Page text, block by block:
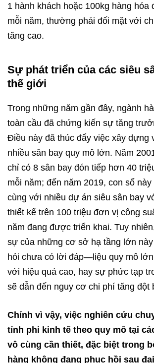
1 hành khách hoặc 100kg hàng hóa
mỗi năm, thường phải đối mặt với
tăng cao.​
Sự phát triển của các siêu
thế giới
Trong những năm gần đây, ngành
toàn cầu đã chứng kiến sự tăng
Điều này đã thúc đẩy việc xây dựng
nhiều sân bay quy mô lớn. Năm
chỉ có 8 sân bay đón tiếp hơn 40
mỗi năm; đến năm 2019, con số
cùng với nhiều dự án siêu sân bay
thiết kế trên 100 triệu đơn vị công
năm đang được triển khai. Tuy
sự của những cơ sở hạ tầng lớn
hỏi chưa có lời đáp—liệu quy mô
với hiệu quả cao, hay sự phức tạp
sẽ dẫn đến nguy cơ chi phí tăng đột
Chính vì vậy, việc nghiên cứu
tính phi kinh tế theo quy mô tại
vô cùng cần thiết, đặc biệt trong
hàng không đang phục hồi sau